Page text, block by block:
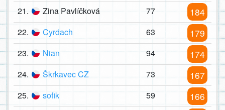
21. Zina Pavlíčková 77 184
22. Cyrdach 63 179
23. Nian 94 174
24. Škrkavec CZ 73 167
25. sofik 59 166